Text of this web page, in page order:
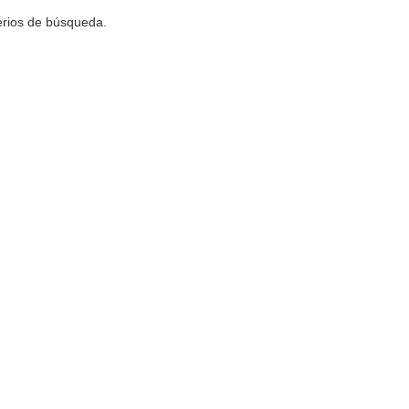
de búsqueda.